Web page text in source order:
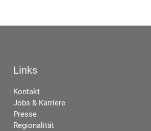
Links
Kontakt
Jobs & Karriere
Presse
Regionalität